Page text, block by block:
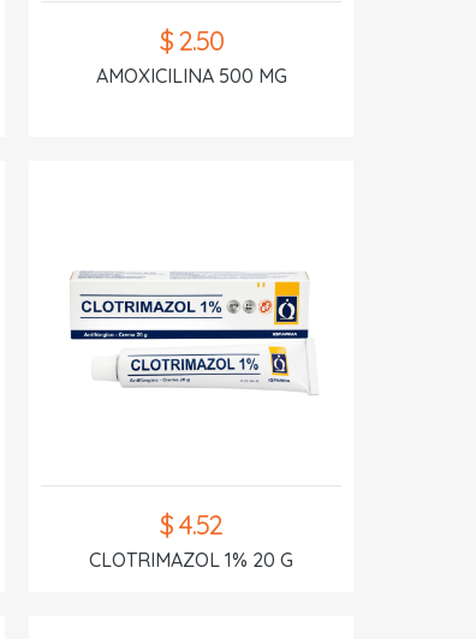
$ 2.50
AMOXICILINA 500 MG
$ 4.52
CLOTRIMAZOL 1% 20 G